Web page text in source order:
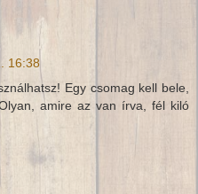
16:38
Egy csomag kell bele,
amire az van írva, fél kiló